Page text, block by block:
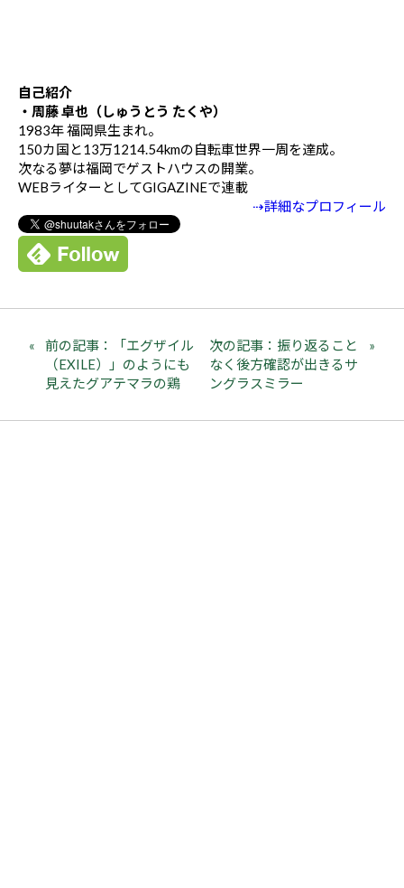
自己紹介
・周藤 卓也（しゅうとう たくや）
1983年 福岡県生まれ。
150カ国と13万1214.54kmの自転車世界一周を達成。
次なる夢は福岡でゲストハウスの開業。
WEBライターとしてGIGAZINEで連載
⇢詳細なプロフィール
前の記事：「エグザイル
（EXILE）」のようにも
見えたグアテマラの鶏
次の記事：振り返ること
なく後方確認が出きるサ
ングラスミラー